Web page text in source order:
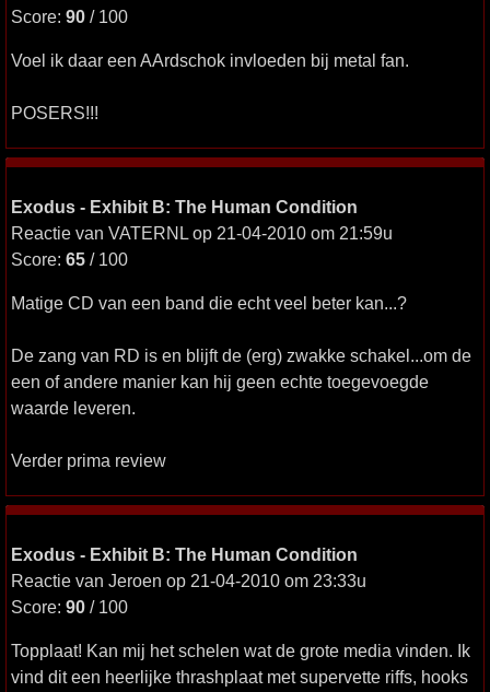
Score: 90 / 100
Voel ik daar een AArdschok invloeden bij metal fan.
POSERS!!!
Exodus - Exhibit B: The Human Condition
Reactie van VATERNL op 21-04-2010 om 21:59u
Score: 65 / 100
Matige CD van een band die echt veel beter kan...?
De zang van RD is en blijft de (erg) zwakke schakel...om de
een of andere manier kan hij geen echte toegevoegde
waarde leveren.
Verder prima review
Exodus - Exhibit B: The Human Condition
Reactie van Jeroen op 21-04-2010 om 23:33u
Score: 90 / 100
Topplaat! Kan mij het schelen wat de grote media vinden. Ik
vind dit een heerlijke thrashplaat met supervette riffs, hooks